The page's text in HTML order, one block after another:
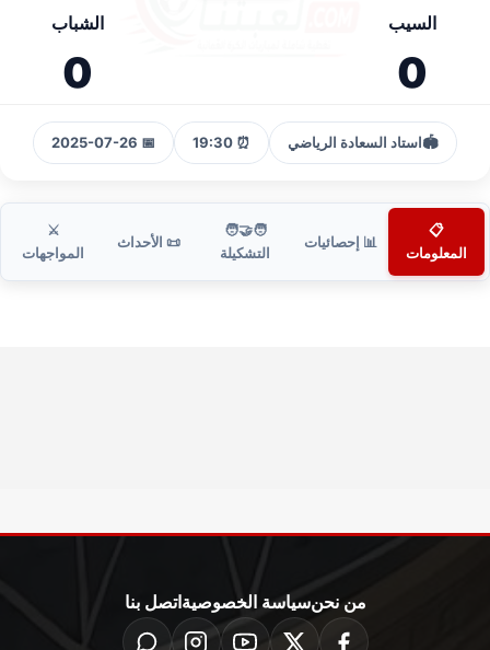
السيب
0
الشباب
0
🏟️استاد السعادة الرياضي ⏰ 19:30
📅 2025-07-26
📋
المعلومات
📊 إحصائيات
🧑‍🤝‍🧑
التشكيلة
📜 الأحداث
⚔️
المواجهات
من نحنسياسة الخصوصية اتصل بنا